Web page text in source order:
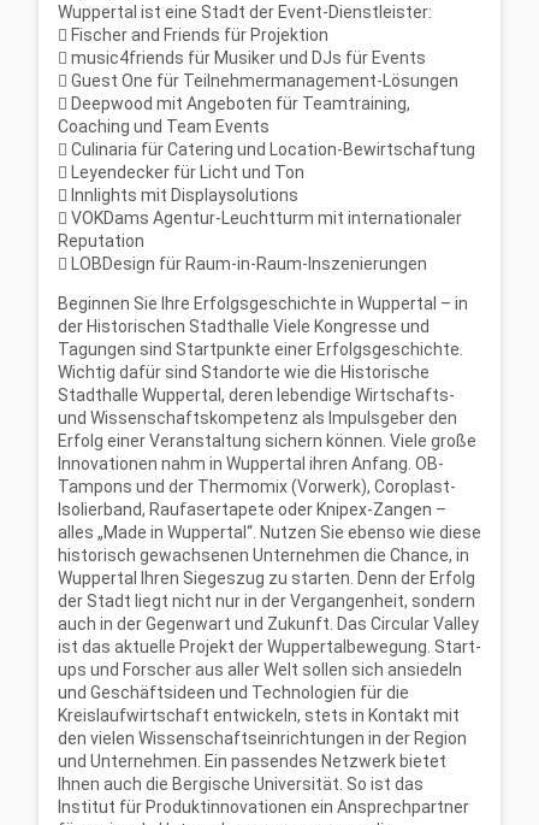
Wuppertal ist eine Stadt der Event-Dienstleister:
 Fischer and Friends für Projektion
 music4friends für Musiker und DJs für Events
 Guest One für Teilnehmermanagement-Lösungen
 Deepwood mit Angeboten für Teamtraining,
Coaching und Team Events
 Culinaria für Catering und Location-Bewirtschaftung
 Leyendecker für Licht und Ton
 Innlights mit Displaysolutions
 VOKDams Agentur-Leuchtturm mit internationaler
Reputation
 LOBDesign für Raum-in-Raum-Inszenierungen
Beginnen Sie Ihre Erfolgsgeschichte in Wuppertal – in
der Historischen Stadthalle Viele Kongresse und
Tagungen sind Startpunkte einer Erfolgsgeschichte.
Wichtig dafür sind Standorte wie die Historische
Stadthalle Wuppertal, deren lebendige Wirtschafts-
und Wissenschaftskompetenz als Impulsgeber den
Erfolg einer Veranstaltung sichern können. Viele große
Innovationen nahm in Wuppertal ihren Anfang. OB-
Tampons und der Thermomix (Vorwerk), Coroplast-
Isolierband, Raufasertapete oder Knipex-Zangen –
alles „Made in Wuppertal“. Nutzen Sie ebenso wie diese
historisch gewachsenen Unternehmen die Chance, in
Wuppertal Ihren Siegeszug zu starten. Denn der Erfolg
der Stadt liegt nicht nur in der Vergangenheit, sondern
auch in derGegenwart und Zukunft. Das Circular Valley
ist das aktuelle Projekt der Wuppertalbewegung. Start-
ups und Forscher aus aller Welt sollen sich ansiedeln
und Geschäftsideen und Technologien für die
Kreislaufwirtschaft entwickeln, stets in Kontakt mit
den vielen Wissenschaftseinrichtungen in der Region
und Unternehmen. Ein passendes Netzwerk bietet
Ihnen auch die Bergische Universität. So ist das
Institut für Produktinnovationen ein Ansprechpartner